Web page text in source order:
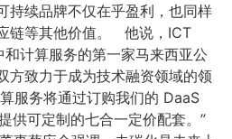
持续品牌不仅在乎盈利，也同样
链等其他价值。 他说，ICT
计算服务的第一家马来西亚公
方致力于成为技术融资领域的领
服务将通过订购我们的 DaaS
供可定制的七合一定价配套。”